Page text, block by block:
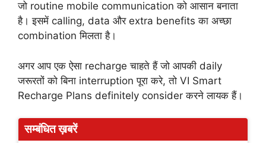
जो routine mobile communication को आसान बनाता
है। इसमें calling, data और extra benefits का अच्छा
combination मिलता है।
अगर आप एक ऐसा recharge चाहते हैं जो आपकी daily
जरूरतों को बिना interruption पूरा करे, तो VI Smart
Recharge Plans definitely consider करने लायक हैं।
सम्बंधित ख़बरें